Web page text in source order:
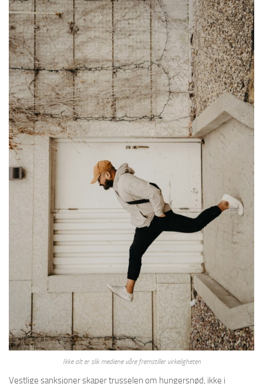
Ikke alt er slik mediene våre fremstiller virkeligheten
Vestlige sanksjoner skaper trusselen om hungersnød, ikke i